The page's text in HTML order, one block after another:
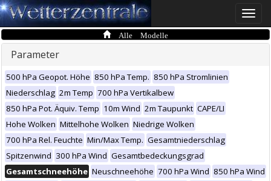
Toggle
Alle Modelle
Parameter
500 hPa Geopot. Höhe 850 hPa Temp. 850 hPa Stromlinien
Niederschlag 2m Temp 700 hPa Vertikalbew
850 hPa Pot. Äquiv. Temp 10m Wind 2m Taupunkt CAPE/LI
Hohe Wolken Mittelhohe Wolken Niedrige Wolken
700 hPa Rel. Feuchte Min/Max Temp. Gesamtniederschlag
Spitzenwind 300 hPa Wind Gesamtbedeckungsgrad
Gesamtschneehöhe Neuschneehöhe 700 hPa Wind 850 hPa Wind